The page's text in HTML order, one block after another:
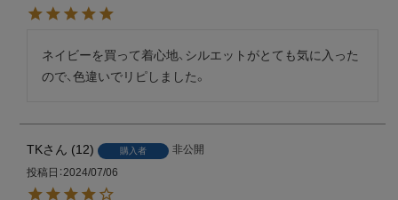
ネイビーを買って着心地、シルエットがとても気に入った
ので、色違いでリピしました。
TK 12 購入者
非公開
投稿日 2024/07/06